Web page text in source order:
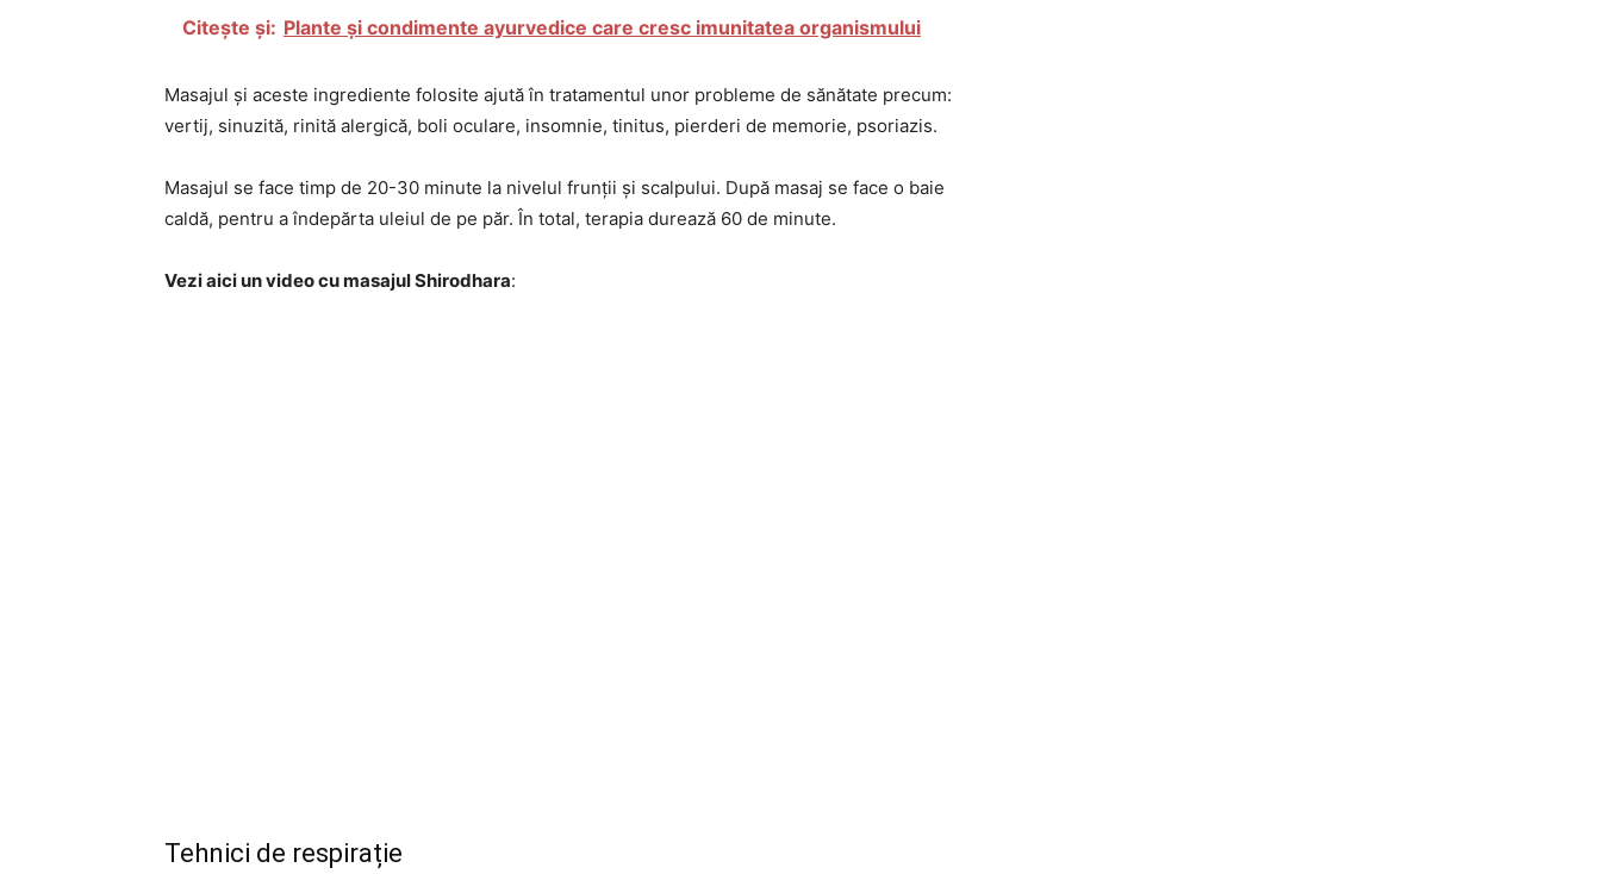
Citește și: Plante și condimente ayurvedice care cresc imunitatea organismului
Masajul și aceste ingrediente folosite ajută în tratamentul unor probleme de sănătate precum:
vertij, sinuzită, rinită alergică, boli oculare, insomnie, tinitus, pierderi de memorie, psoriazis.
Masajul se face timp de 20-30 minute la nivelul frunții și scalpului. După masaj se face o baie
caldă, pentru a îndepărta uleiul de pe păr. În total, terapia durează 60 de minute.
Vezi aici un video cu masajul Shirodhara:
Tehnici de respirație